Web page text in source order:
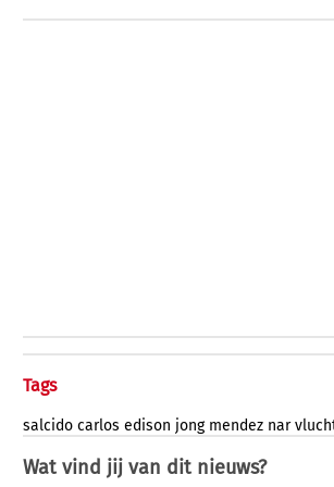
Tags
salcido carlos edison jong mendez nar
Wat vind jij van dit nieuws?